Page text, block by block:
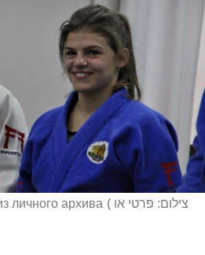
личного архива (